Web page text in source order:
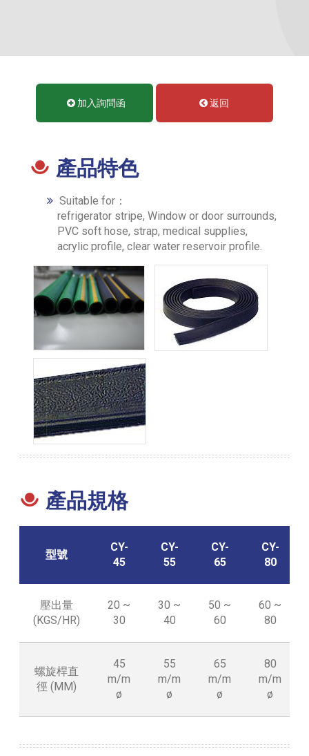
加入詢問函 返回
產品特色
Suitable for：
refrigerator stripe, Window or door surrounds,
PVC soft hose, strap, medical supplies,
acrylic profile, clear water reservoir profile.
產品規格
型號
CY-
45
CY-
55
CY-
65
CY-
80
壓出量
(KGS/HR)
20 ~
30
30 ~
40
50 ~
60
60 ~
80
螺旋桿直
徑 (MM)
45
m/m
ø
55
m/m
ø
65
m/m
ø
80
m/m
ø